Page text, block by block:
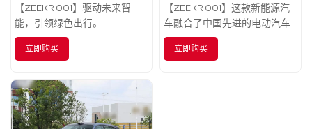
【ZEEKR 001】驱动未来智
能，引领绿色出行。
立即购买
【ZEEKR 001】这款新能源汽
车融合了中国先进的电动汽车
技术、互联网智能技术和极限
设计理念，为您带来前所未有
立即购买